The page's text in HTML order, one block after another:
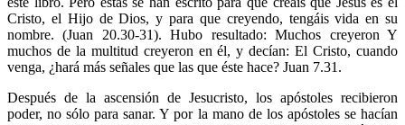
Cristo, el Hijo de Dios, y para que creyendo, tengáis vida en su
nombre. (Juan 20.30-31). Hubo resultado: Muchos creyeron Y
muchos de la multitud creyeron en él, y decían: El Cristo, cuando
venga, ¿hará más señales que las que éste hace? Juan 7.31.
Después de la ascensión de Jesucristo, los apóstoles recibieron
poder, no sólo para sanar. Y por la mano de los apóstoles se hacían